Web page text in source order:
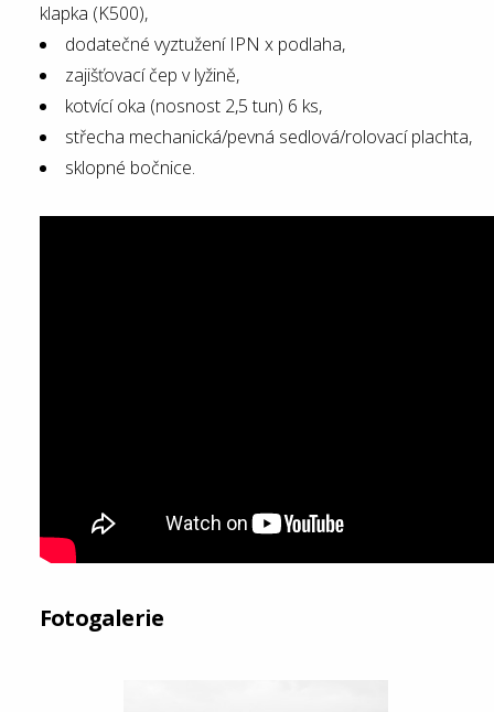
klapka (K500),
dodatečné vyztužení IPN x podlaha,
zajišťovací čep v lyžině,
kotvící oka (nosnost 2,5 tun) 6 ks,
střecha mechanická/pevná sedlová/rolovací plachta,
sklopné bočnice.
Fotogalerie